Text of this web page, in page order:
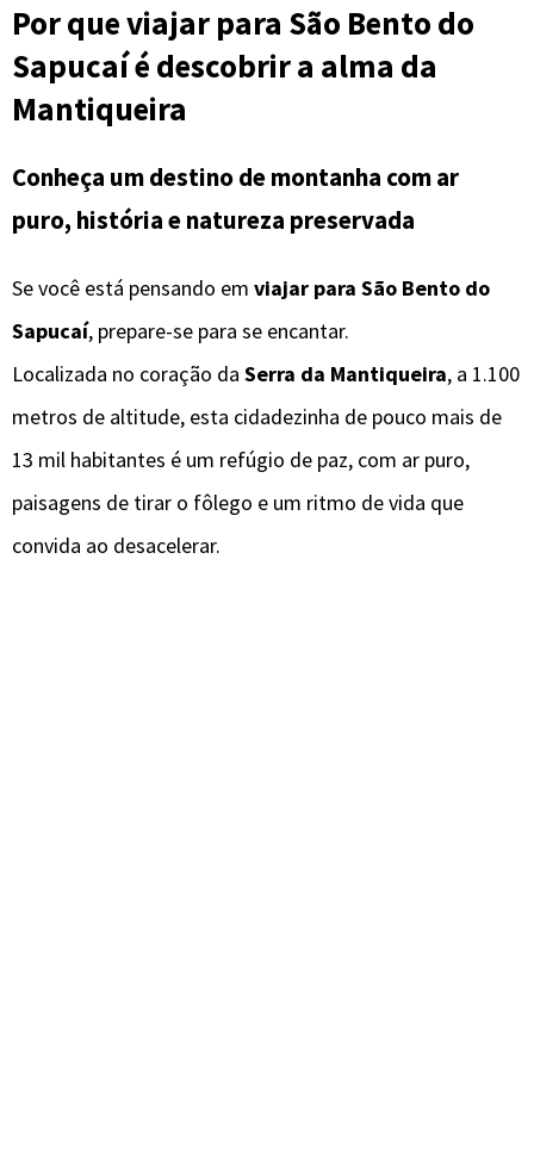
Por que viajar para São Bento do
Sapucaí é descobrir a alma da
Mantiqueira
Conheça um destino de montanha com ar
puro, história e natureza preservada
Se você está pensando em viajar para São Bento do
Sapucaí, prepare-se para se encantar.
Localizada no coração da Serra da Mantiqueira, a 1.100
metros de altitude, esta cidadezinha de pouco mais de
13 mil habitantes é um refúgio de paz, com ar puro,
paisagens de tirar o fôlego e um ritmo de vida que
convida ao desacelerar.